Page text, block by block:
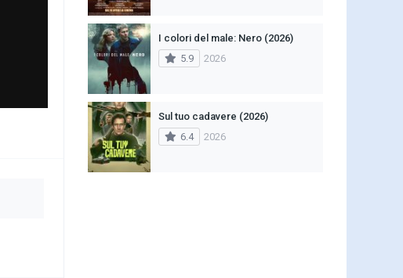
I colori del male: Nero (2026)
5.9
2026
Sul tuo cadavere (2026)
6.4
2026